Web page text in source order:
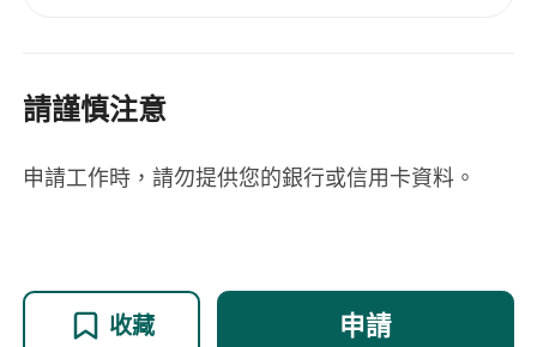
請謹慎注意
申請工作時，請勿提供您的銀行或信用卡資料。
收藏 申請